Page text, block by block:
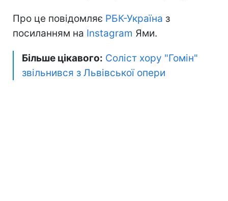
Про це повідомляє РБК-Україна з
посиланням на Instagram Ями.
Більше цікавого: Соліст хору "Гомін"
звільнився з Львівської опери